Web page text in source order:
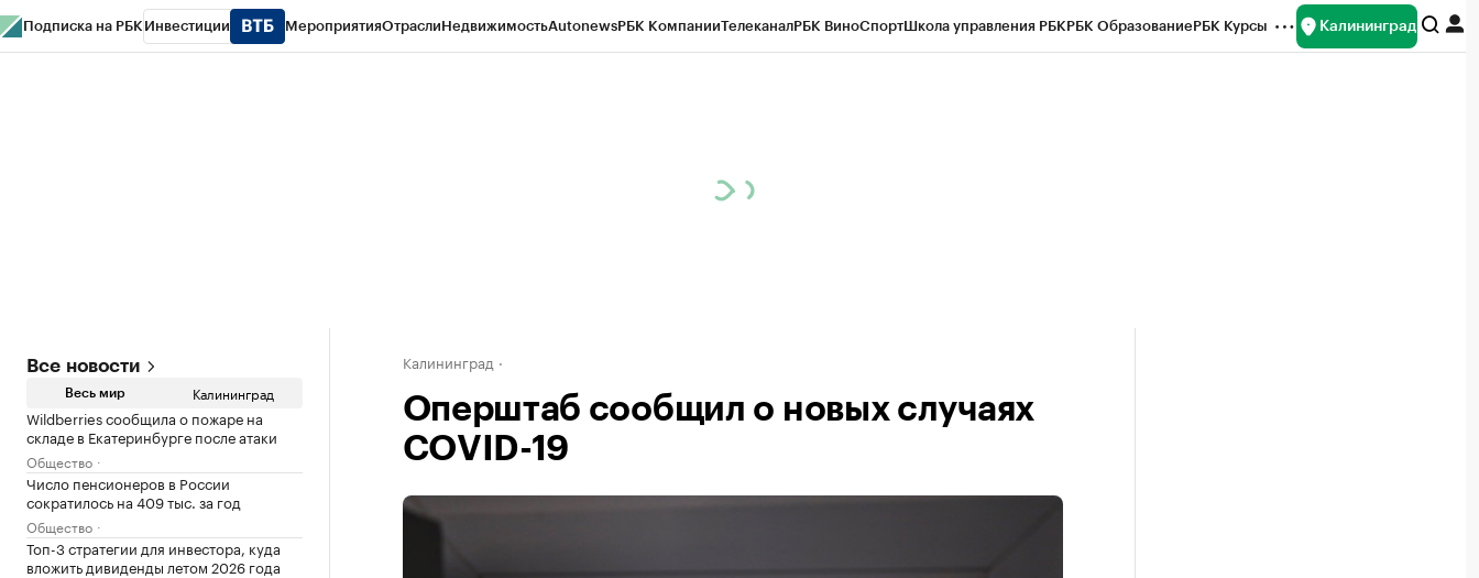
Подписка на РБК Инвестиции МероприятияОтраслиНедвижимостьAutonewsРБК КомпанииТелеканалРБК ВиноСпортШкола управления РБКРБК ОбразованиеРБК Курсы Калининград
Все новости
Весь мир Калининград
Wildberries сообщила о пожаре на
складе в Екатеринбурге после атаки
Общество
Число пенсионеров в России
сократилось на 409 тыс. за год
Общество
Топ-3 стратегии для инвестора, куда
вложить дивиденды летом 2026 года
Калининград
Оперштаб сообщил о новых случаях
COVID-19